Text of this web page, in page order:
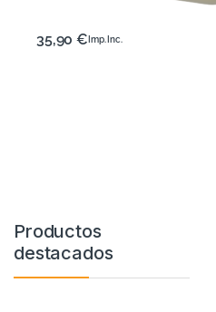
35,90€ Imp. Inc.
Productos
destacados